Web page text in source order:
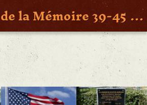
Chemin de la Mémoire 39-45 en Pays de Retz